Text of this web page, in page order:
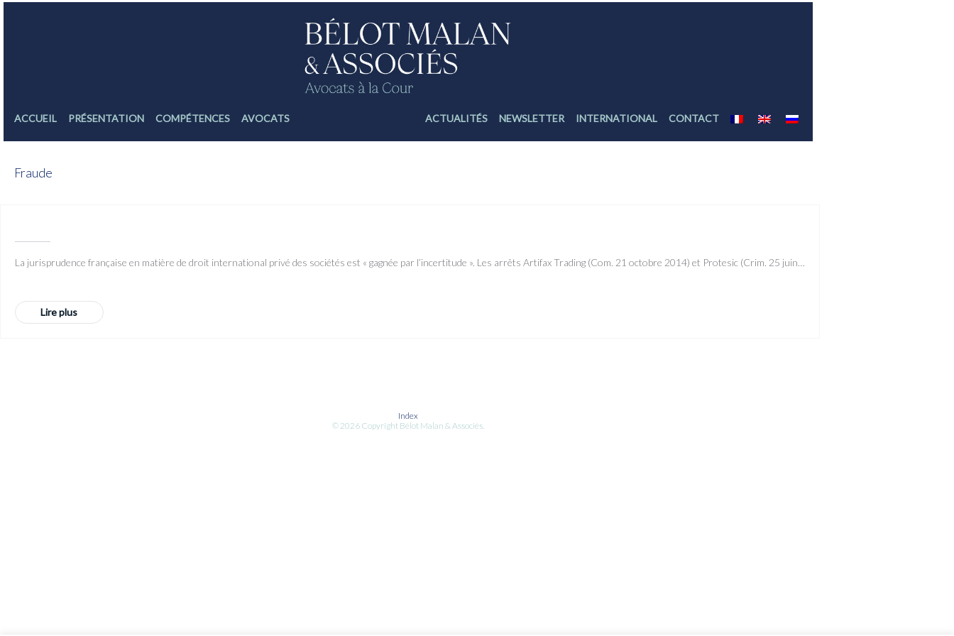
ACCUEIL PRÉSENTATION COMPÉTENCES AVOCATS ACTUALITÉS NEWSLETTER INTERNATIONAL CONTACT
Fraude
La jurisprudence française en matière de droit international privé des sociétés est « gagnée par l’incertitude ». Les arrêts Artifax Trading (Com. 21 octobre 2014) et Protesic (Crim. 25 juin…
Lire plus
Index
© 2026 Copyright Bélot Malan & Associés.